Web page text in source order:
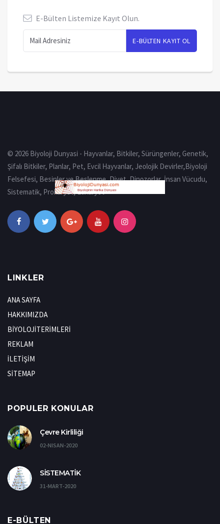
E-Bülten Listemize Kayıt Olun.
© 2026 Biyoloji Dunyasi - Hayvanlar, Bitkiler, Sürüngenler, Genetik,
Şifalı Bitkiler, Planlar, Pet, Evcil Hayvanlar, Jeolojik Devirler,Biyoloji
Felsefesi, Besinler ve Beslenme, Diyet, Dinozorlar, İnsan Vücudu,
Sistematik, Prokaryot, Eukaryot
LINKLER
ANA SAYFA
HAKKIMIZDA
BİYOLOJİTERİMLERİ
REKLAM
İLETİŞİM
SİTEMAP
POPULER KONULAR
Çevre Kirliliği
02-NISAN-2020
SİSTEMATİK
31-MART-2020
E-BÜLTEN